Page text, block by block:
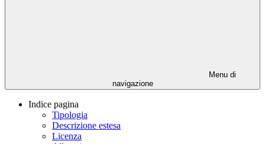
Menu di
navigazione
Indice pagina
Tipologia
Descrizione estesa
Licenza